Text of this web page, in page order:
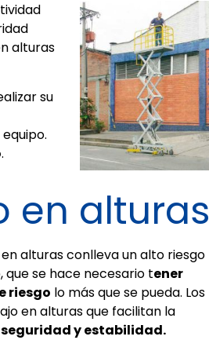
alturas
su
.
en alturas
alturas conlleva un alto riesgo
que se hace necesario tener
riesgo lo más que se pueda. Los
en alturas que facilitan la
y estabilidad.